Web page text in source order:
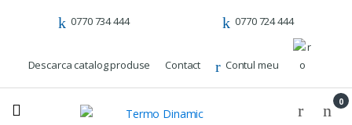
0770 734 444 0770 724 444
Descarca catalog produse Contact Contul meu
0